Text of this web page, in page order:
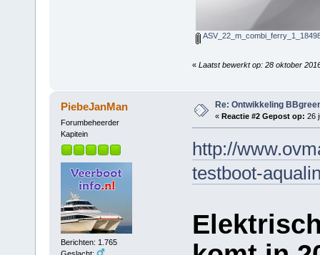
« Laatst bewerkt op: 28 oktober
PiebeJanMan
Forumbeheerder
Kapitein
Berichten: 1.765
Re: Ontwikkeling
« Reactie #2 Gepost op: 26
http://
testboot-